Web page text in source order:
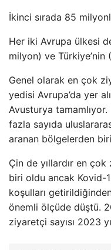
İkinci sırada 85
Her iki Avrupa ülkesi
milyon) ve Türkiye’nin
Genel olarak en çok
yedisi Avrupa’da yer
Avusturya tamamlıyor.
fazla sayıda
aranan bölgelerden
Çin de yıllardır en
biri oldu ancak Kovid-
koşulları
önemli ölçüde düştü.
ziyaretçi sayısı 2023